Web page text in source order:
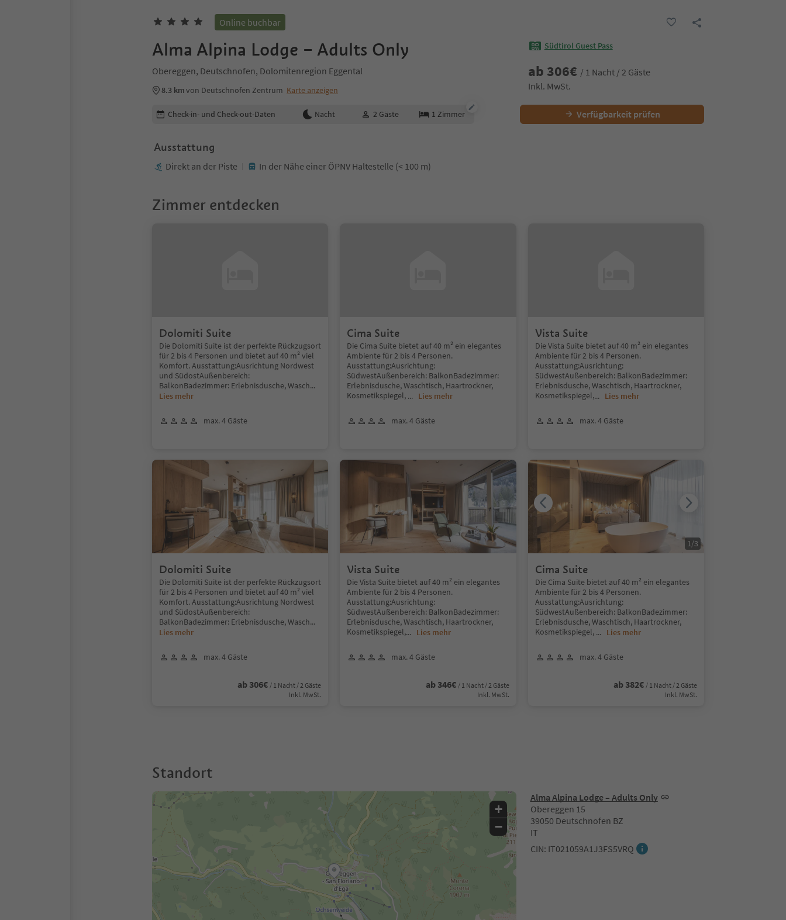
Online buchbar
Alma Alpina Lodge – Adults Only
Obereggen, Deutschnofen, Dolomitenregion Eggental
8.3 kmvon Deutschnofen Zentrum Karte anzeigen
Südtirol Guest Pass
ab 306€ / 1 Nacht / 2 Gäste
Inkl. MwSt.
Buchungsdetails bearbeiten
Check-in- und Check-out-Daten Nacht 2 Gäste 1 Zimmer Verfügbarkeit prüfen
Ausstattung
Direkt an der Piste In der Nähe einer ÖPNV Haltestelle (< 100 m)
Zimmer entdecken
Dolomiti Suite
Die Dolomiti Suite ist der perfekte Rückzugsort
für 2 bis 4 Personen und bietet auf 40 m² viel
Komfort. Ausstattung:Ausrichtung Nordwest
und SüdostAußenbereich:
BalkonBadezimmer: Erlebnisdusche, Wasch...
Lies mehr
max. 4 Gäste
Cima Suite
Die Cima Suite bietet auf 40 m² ein elegantes
Ambiente für 2 bis 4 Personen.
Ausstattung:Ausrichtung:
SüdwestAußenbereich: BalkonBadezimmer:
Erlebnisdusche, Waschtisch, Haartrockner,
Kosmetikspiegel, ... Lies mehr
max. 4 Gäste
Vista Suite
Die Vista Suite bietet auf 40 m² ein elegantes
Ambiente für 2 bis 4 Personen.
Ausstattung:Ausrichtung:
SüdwestAußenbereich: BalkonBadezimmer:
Erlebnisdusche, Waschtisch, Haartrockner,
Kosmetikspiegel,... Lies mehr
max. 4 Gäste
Dolomiti Suite
Die Dolomiti Suite ist der perfekte Rückzugsort
für 2 bis 4 Personen und bietet auf 40 m² viel
Komfort. Ausstattung:Ausrichtung Nordwest
und SüdostAußenbereich:
BalkonBadezimmer: Erlebnisdusche, Wasch...
Lies mehr
max. 4 Gäste
ab 306€ / 1 Nacht / 2 Gäste
Inkl. MwSt.
Vista Suite
Die Vista Suite bietet auf 40 m² ein elegantes
Ambiente für 2 bis 4 Personen.
Ausstattung:Ausrichtung:
SüdwestAußenbereich: BalkonBadezimmer:
Erlebnisdusche, Waschtisch, Haartrockner,
Kosmetikspiegel,... Lies mehr
max. 4 Gäste
ab 346€ / 1 Nacht / 2 Gäste
Inkl. MwSt.
Cima Suite
Die Cima Suite bietet auf 40 m² ein elegantes
Ambiente für 2 bis 4 Personen.
Ausstattung:Ausrichtung:
SüdwestAußenbereich: BalkonBadezimmer:
Erlebnisdusche, Waschtisch, Haartrockner,
Kosmetikspiegel, ... Lies mehr
max. 4 Gäste
ab 382€ / 1 Nacht / 2 Gäste
Inkl. MwSt.
1/3
Standort
Alma Alpina Lodge – Adults Only
Obereggen 15
39050 Deutschnofen BZ
IT
CIN: IT021059A1J3FS5VRQ
+
−